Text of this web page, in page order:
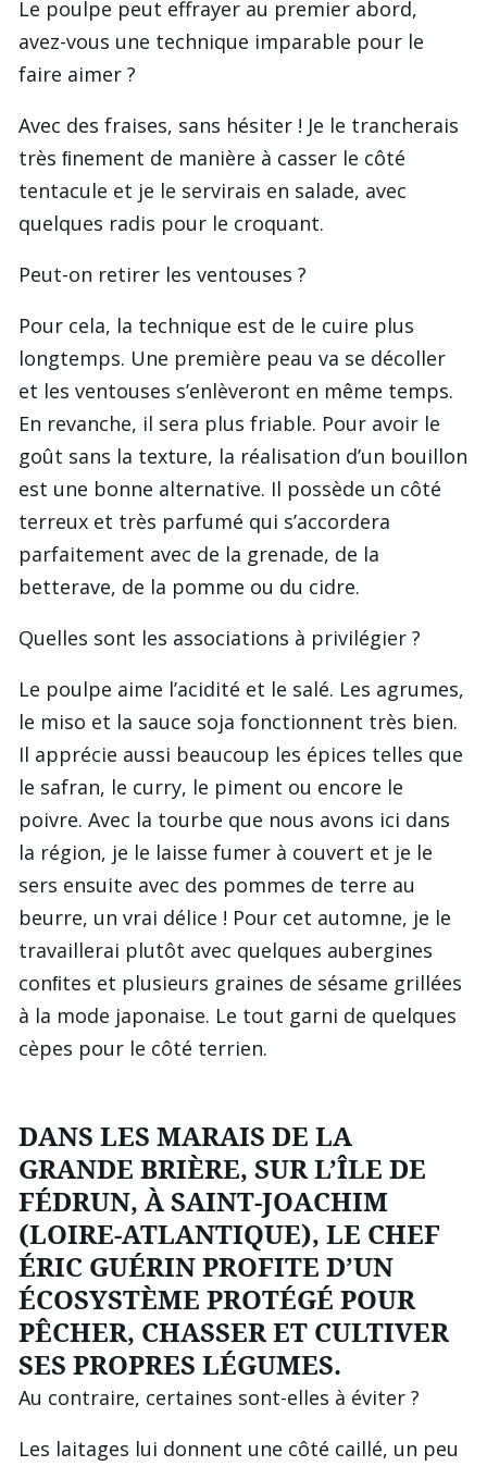
Le poulpe peut effrayer au premier abord,
avez-vous une technique imparable pour le
faire aimer ?
Avec des fraises, sans hésiter ! Je le trancherais
très ﬁnement de manière à casser le côté
tentacule et je le servirais en salade, avec
quelques radis pour le croquant.
Peut-on retirer les ventouses ?
Pour cela, la technique est de le cuire plus
longtemps. Une première peau va se décoller
et les ventouses s’enlèveront en même temps.
En revanche, il sera plus friable. Pour avoir le
goût sans la texture, la réalisation d’un bouillon
est une bonne alternative. Il possède un côté
terreux et très parfumé qui s’accordera
parfaitement avec de la grenade, de la
betterave, de la pomme ou du cidre.
Quelles sont les associations à privilégier ?
Le poulpe aime l’acidité et le salé. Les agrumes,
le miso et la sauce soja fonctionnent très bien.
Il apprécie aussi beaucoup les épices telles que
le safran, le curry, le piment ou encore le
poivre. Avec la tourbe que nous avons ici dans
la région, je le laisse fumer à couvert et je le
sers ensuite avec des pommes de terre au
beurre, un vrai délice ! Pour cet automne, je le
travaillerai plutôt avec quelques aubergines
conﬁtes et plusieurs graines de sésame grillées
à la mode japonaise. Le tout garni de quelques
cèpes pour le côté terrien.
DANS LES MARAIS DE LA
GRANDE BRIÈRE, SUR L’ÎLE DE
FÉDRUN, À SAINT-JOACHIM
(LOIRE-ATLANTIQUE), LE CHEF
ÉRIC GUÉRIN PROFITE D’UN É
COSYSTÈME PROTÉGÉ POUR P
ÊCHER, CHASSER ET CULTIVER S
ES PROPRES LÉGUMES.
Au contraire, certaines sont-elles à éviter ?
Les laitages lui donnent une côté caillé, un peu